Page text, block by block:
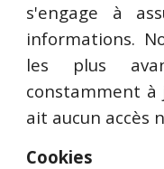
s'engage à
informations.
les plus
constamment
ait aucun accès
Cookies